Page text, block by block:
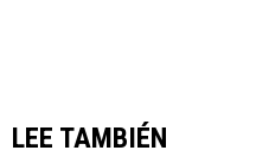
LEE TAMBIÉN